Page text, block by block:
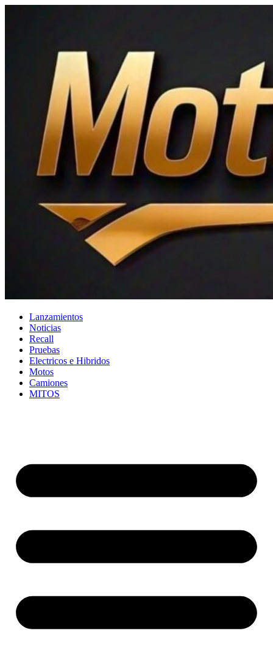
Lanzamientos
Noticias
Recall
Pruebas
Electricos e Hibridos
Motos
Camiones
MITOS